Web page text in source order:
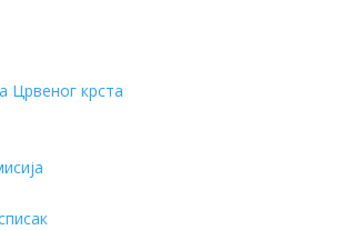
Црвеног крста